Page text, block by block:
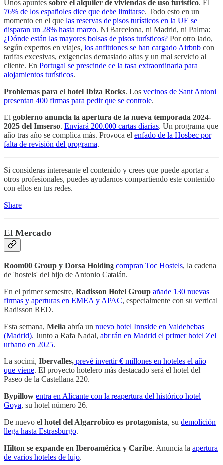
Unos apuntes sobre el alquiler de viviendas de uso turístico. El
76% de los españoles dice que debe limitarse. Todo esto en un
momento en el que las reservas de pisos turísticos en la UE se
disparan un 28% hasta marzo. Ni Barcelona, ni Madrid, ni Palma:
¿Dónde están las mayores bolsas de pisos turísticos? Por otro lado,
según expertos en viajes, los anfitriones se han cargado Airbnb con
tarifas excesivas, exigencias demasiado altas y un mal servicio al
cliente. En Portugal se prescinde de la tasa extraordinaria para
alojamientos turísticos.
Problemas para el hotel Ibiza Rocks. Los vecinos de Sant Antoni
presentan 400 firmas para pedir que se controle.
El gobierno anuncia la apertura de la nueva temporada 2024-
2025 del Imserso. Enviará 200.000 cartas diarias. Un programa que
año tras año se complica más. Provoca el enfado de la Hosbec por
falta de revisión del programa.
Si consideras interesante el contenido y crees que puede aportar a
otros profesionales, puedes ayudarnos compartiendo este contenido
con ellos en tus redes.
Share
El Mercado
Room00 Group y Dorsa Holding compran Toc Hostels, la cadena
de 'hostels' del hijo de Antonio Catalán.
En el primer semestre, Radisson Hotel Group añade 130 nuevas
firmas y aperturas en EMEA y APAC, especialmente con su vertical
Radisson RED.
Esta semana, Melia abría un nuevo hotel Innside en Valdebebas
(Madrid). Junto a Rafa Nadal, abrirán en Madrid el primer hotel Zel
urbano en 2025.
La socimi, Ibervalles, prevé invertir € millones en hoteles el año
que viene. El proyecto hotelero más destacado será el hotel del
Paseo de la Castellana 220.
Bypillow entra en Alicante con la reapertura del histórico hotel
Goya, su hotel número 26.
De nuevo el hotel del Algarrobico es protagonista, su demolición
llega hasta Estrasburgo.
Hilton se expande en Iberoamérica y Caribe. Anuncia la apertura
de varios hoteles de lujo.